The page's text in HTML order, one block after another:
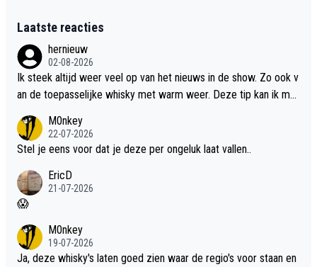
Laatste reacties
hernieuw
02-08-2026
Ik steek altijd weer veel op van het nieuws in de show. Zo ook v
an de toepasselijke whisky met warm weer. Deze tip kan ik met
M0nkey
22-07-2026
Stel je eens voor dat je deze per ongeluk laat vallen..
EricD
21-07-2026
😱
M0nkey
19-07-2026
Ja, deze whisky's laten goed zien waar de regio's voor staan en